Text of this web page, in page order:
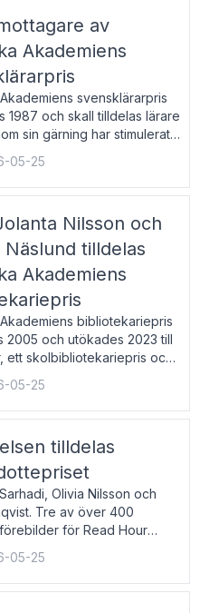
av
Akademiens
svensklärarpris
1987 och skall tilldelas lärare
sin gärning har stimulerat
unga människor för
och litteraturen”.
och samtal med
05-25
Nilsson och
Näslund tilldelas
Akademiens
bibliotekariepris
2005 och utökades 2023 till
ett skolbibliotekariepris och
Priserna skall
vid svenska folk-
som gjort värdefull
05-25
tilldelas
Olivia Nilsson och
Tre av över 400
för Read Hour
Michael Wall. Den ideella
Läsrörelsen tilldelas
2026 för att den
05-25